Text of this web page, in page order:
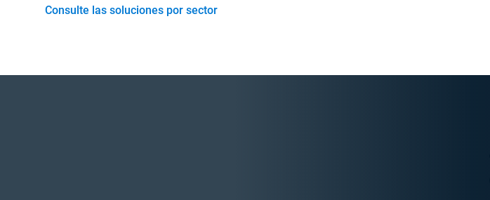
Consulte las soluciones por sector